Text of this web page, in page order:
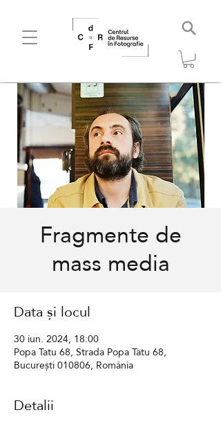
Fragmente de
mass media
Data și locul
30 iun. 2024, 18:00
Popa Tatu 68, Strada Popa Tatu 68,
București 010806, România
Detalii